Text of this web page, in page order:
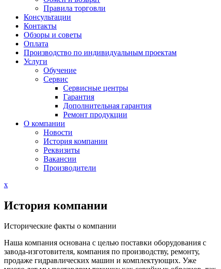
Правила торговли
Консультации
Контакты
Обзоры и советы
Оплата
Производство по индивидуальным проектам
Услуги
Обучение
Сервис
Сервисные центры
Гарантия
Дополнительная гарантия
Ремонт продукции
О компании
Новости
История компании
Реквизиты
Вакансии
Производители
xClose
История компании
Исторические факты о компании
Наша компания основана с целью поставки оборудования с
завода-изготовителя, компания по производству, ремонту,
продаже гидравлических машин и комплектующих. Уже